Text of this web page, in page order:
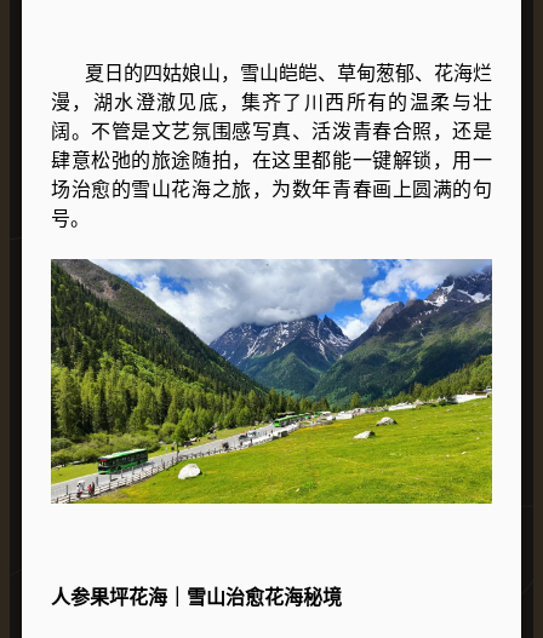
夏日的四姑娘山，雪山皑皑、草甸葱郁、花海烂
漫，湖水澄澈见底，集齐了川西所有的温柔与壮
阔。不管是文艺氛围感写真、活泼青春合照，还是
肆意松弛的旅途随拍，在这里都能一键解锁，用一
场治愈的雪山花海之旅，为数年青春画上圆满的句
号。
人参果坪花海｜雪山治愈花海秘境